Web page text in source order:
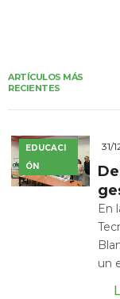
ARTÍCULOS MÁS
RECIENTES
EDUCACI
ÓN
31/
En
un